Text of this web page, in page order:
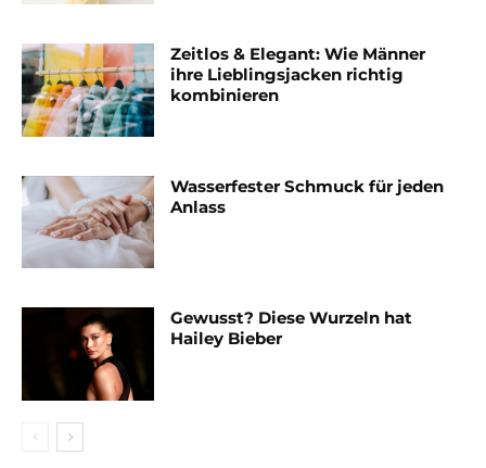
Zeitlos & Elegant: Wie Männer
ihre Lieblingsjacken richtig
kombinieren
Wasserfester Schmuck für jeden
Anlass
Gewusst? Diese Wurzeln hat
Hailey Bieber